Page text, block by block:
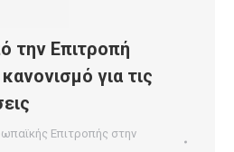
την Επιτροπή
για τις
Επιτροπής στην